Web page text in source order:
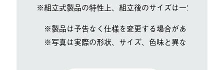
※組立式製品の特性上、組立後のサイズは一定ではあ
※製品は予告なく仕様を変更する場合があります。
※写真は実際の形状、サイズ、色味と異なる場合が